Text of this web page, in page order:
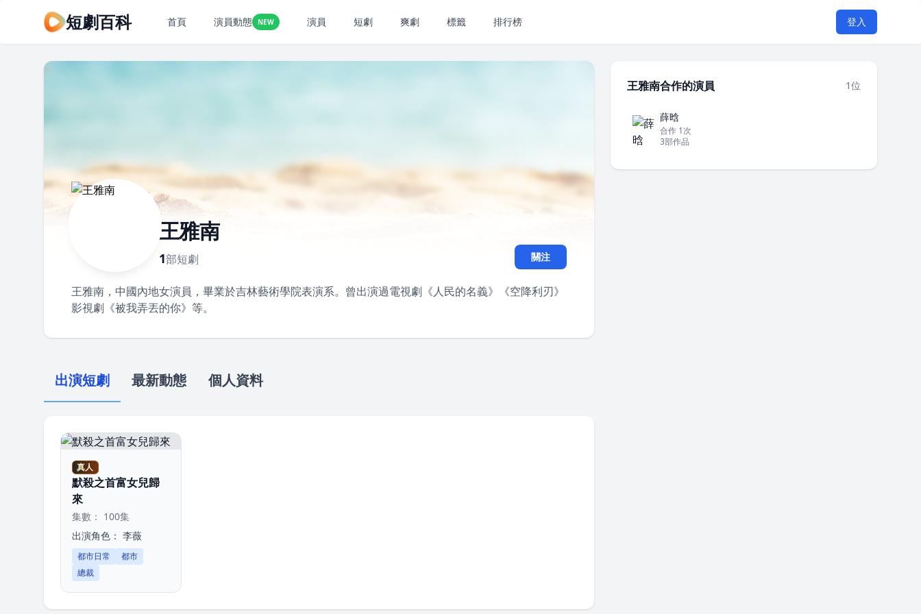
短劇百科 首頁 演員動態 NEW 演員 短劇 爽劇 標籤 排行榜 登入
王雅南
1部短劇 關注
王雅南，中國內地女演員，畢業於吉林藝術學院表演系。曾出演過電視劇《人民的名義》《空降利刃》
影視劇《被我弄丟的你》等。
出演短劇 最新動態 個人資料
真人
默殺之首富女兒歸
來
集數： 100集
出演角色： 李薇
都市日常
都市
總裁
王雅南合作的演員 1位
薛晗
合作 1次
3部作品